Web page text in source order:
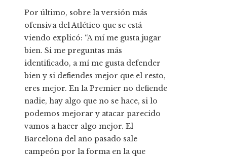
Por último, sobre la versión más
ofensiva del Atlético que se está
viendo explicó: “A mí me gusta jugar
bien. Si me preguntas más
identificado, a mí me gusta defender
bien y si defiendes mejor que el resto,
eres mejor. En la Premier no defiende
nadie, hay algo que no se hace, si lo
podemos mejorar y atacar parecido
vamos a hacer algo mejor. El
Barcelona del año pasado sale
campeón por la forma en la que